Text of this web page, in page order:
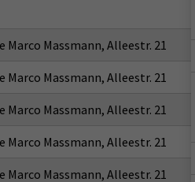
Marco Massmann, Alleestr. 21
Marco Massmann, Alleestr. 21
Marco Massmann, Alleestr. 21
Marco Massmann, Alleestr. 21
Marco Massmann, Alleestr. 21